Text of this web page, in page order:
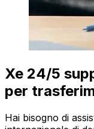
Xe 24/5
per
Hai bisogno di